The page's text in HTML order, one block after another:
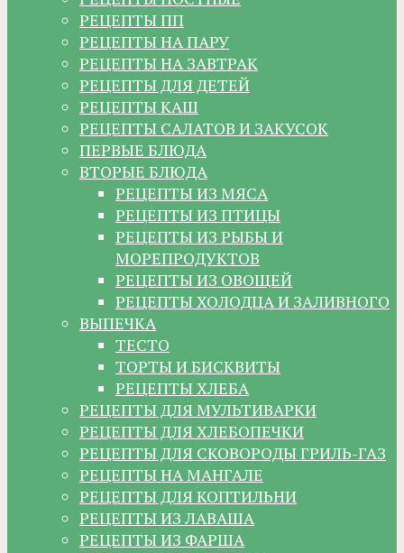
РЕЦЕПТЫ ПП
РЕЦЕПТЫ НА ПАРУ
РЕЦЕПТЫ НА ЗАВТРАК
РЕЦЕПТЫ ДЛЯ ДЕТЕЙ
РЕЦЕПТЫ КАШ
РЕЦЕПТЫ САЛАТОВ И ЗАКУСОК
ПЕРВЫЕ БЛЮДА
ВТОРЫЕ БЛЮДА
РЕЦЕПТЫ ИЗ МЯСА
РЕЦЕПТЫ ИЗ ПТИЦЫ
РЕЦЕПТЫ ИЗ РЫБЫ И
МОРЕПРОДУКТОВ
РЕЦЕПТЫ ИЗ ОВОЩЕЙ
РЕЦЕПТЫ ХОЛОДЦА И ЗАЛИВНОГО
ВЫПЕЧКА
ТЕСТО
ТОРТЫ И БИСКВИТЫ
РЕЦЕПТЫ ХЛЕБА
РЕЦЕПТЫ ДЛЯ МУЛЬТИВАРКИ
РЕЦЕПТЫ ДЛЯ ХЛЕБОПЕЧКИ
РЕЦЕПТЫ ДЛЯ СКОВОРОДЫ ГРИЛЬ-ГАЗ
РЕЦЕПТЫ НА МАНГАЛЕ
РЕЦЕПТЫ ДЛЯ КОПТИЛЬНИ
РЕЦЕПТЫ ИЗ ЛАВАША
РЕЦЕПТЫ ИЗ ФАРША